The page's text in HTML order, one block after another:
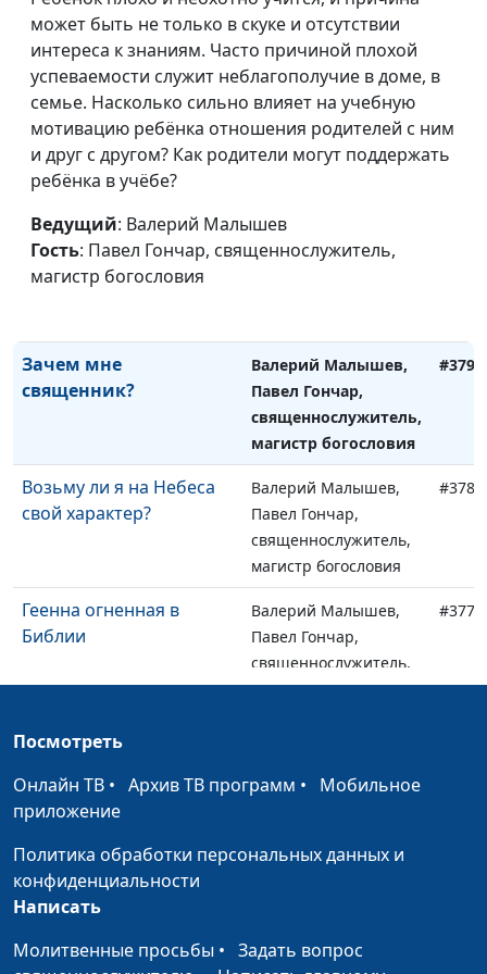
может быть не только в скуке и отсутствии
интереса к знаниям. Часто причиной плохой
успеваемости служит неблагополучие в доме, в
семье. Насколько сильно влияет на учебную
мотивацию ребёнка отношения родителей с ним
и друг с другом? Как родители могут поддержать
ребёнка в учёбе?
Ведущий: Валерий Малышев
Гость: Павел Гончар, священнослужитель,
магистр богословия
тяжелобольной
родственник
Павел Гончар,
священнослужитель,
магистр богословия
Найти баланс между
семьей и работой
Валерий Малышев,
Павел Гончар,
священнослужитель,
Отречься от близких
ради Христа?
Валерий Малышев,
Павел Гончар,
Зачем мне
священник?
Валерий Малышев,
Павел Гончар,
священнослужитель,
магистр богословия
#379
Возьму ли я на Небеса
свой характер?
Валерий Малышев,
Павел Гончар,
священнослужитель,
магистр богословия
#378
Геенна огненная в
Библии
Валерий Малышев,
Павел Гончар,
священнослужитель,
магистр богословия
#377
Жизнь в обществе
потребления
священнослужитель,
Как не надо толковать
Священное Писание
Валерий Малышев,
Посмотреть
Онлайн ТВ • Архив ТВ программ • Мобильное
приложение
Политика обработки персональных данных и
конфиденциальности
Написать
Молитвенные просьбы • Задать вопрос